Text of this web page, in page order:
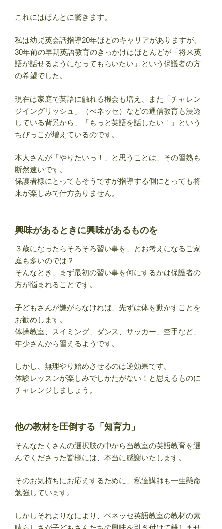
これにはほんとに驚きます。
私は幼児英会話指導20年ほどのキャリアがありますが、
30年前の早期英語教育のきっかけはほとんどが「将来英
語が話せるようになってもらいたい」という保護者の方
の希望でした。
現在は家庭で英語に触れる機会も増え、また「チャレン
ジイングリッシュ」（べネッセ）などの通信教育も浸透
している背景から、「もっと英語を話したい！」という
ちびっこが増えているのです。
本人さんが「やりたいっ！」と思うことは、その習熟も
断然速いです。
保護者様にとってもそうですが指導する側にとっても将
来が楽しみで仕方ありません。
興味があるときに興味があるものを
３歳になったらそろそろ習い事を、とお考えになるご家
庭も多いのでは？
そんなとき、まず最初の習い事を何にするかは保護者の
方が悩まれることです。
子どもさんが嫌がらなければ、先ずは体を動かすことを
お勧めします。
体操教室、スイミング、ダンス、サッカー、空手など、
年少さんから習えるようです。
しかし、無理やり始めさせるのは逆効果です。
体験レッスンが楽しみでしかたがない！と思えるものに
チャレンジしましょう。
他の教材を圧倒する「知育力」
そんなたくさんの選択肢の中から当教室の英語教育を選
んでくださった皆様には、本当に感謝いたします。
そのお気持ちにお応えするために、私達講師も一生懸命
勉強しています。
しかしそれよりなにより、ベネッセ英語教室の教材の素
晴らしさが子どもさんたちの興味を引き付けて離しませ